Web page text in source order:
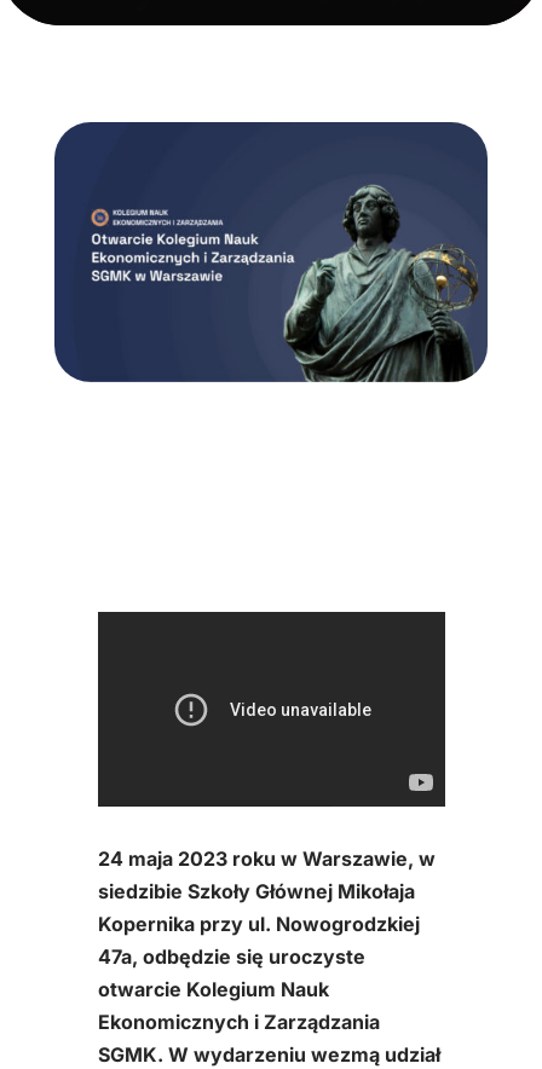
24 maja 2023 roku w Warszawie, w
siedzibie Szkoły Głównej Mikołaja
Kopernika przy ul. Nowogrodzkiej
47a, odbędzie się uroczyste
otwarcie Kolegium Nauk
Ekonomicznych i Zarządzania
SGMK. W wydarzeniu wezmą udział